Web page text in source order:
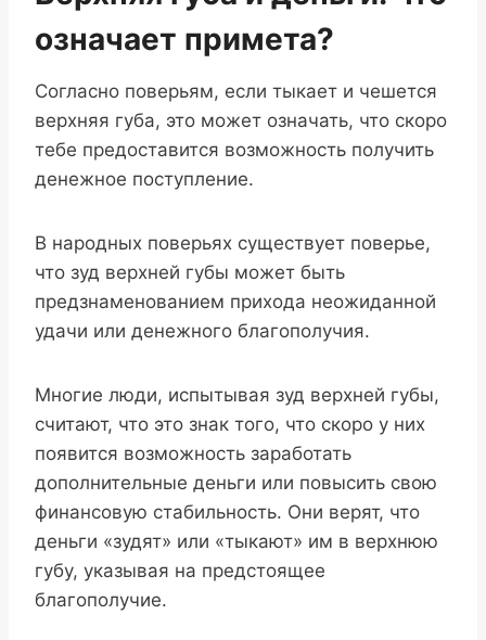
означает примета?
Согласно поверьям, если тыкает и чешется
верхняя губа, это может означать, что скоро
тебе предоставится возможность получить
денежное поступление.
В народных поверьях существует поверье,
что зуд верхней губы может быть
предзнаменованием прихода неожиданной
удачи или денежного благополучия.
Многие люди, испытывая зуд верхней губы,
считают, что это знак того, что скоро у них
появится возможность заработать
дополнительные деньги или повысить свою
финансовую стабильность. Они верят, что
деньги «зудят» или «тыкают» им в верхнюю
губу, указывая на предстоящее
благополучие.